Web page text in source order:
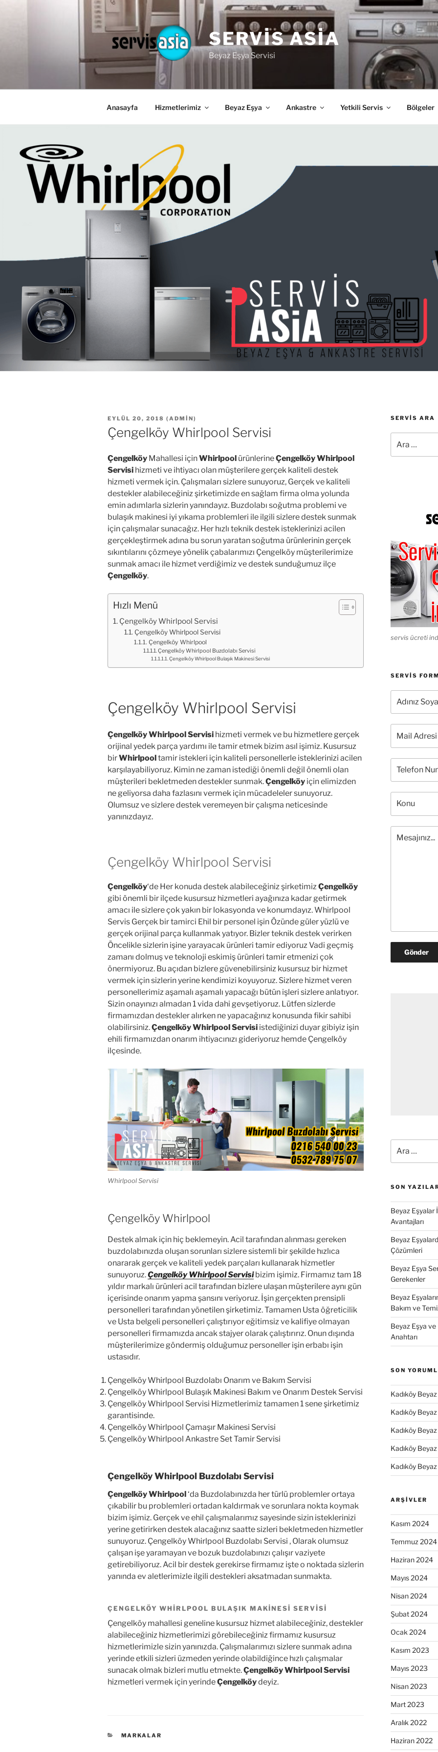
SERVIS ASIA
Beyaz Eşya Servisi
Anasayfa Hizmetlerimiz Beyaz Eşya Ankastre Yetkili Servis Bölgeler
YAYIM
TARIHI
EYLÜL 20, 2018 ( ADMIN)
Çengelköy Whirlpool Servisi
Çengelköy Mahallesi içinWhirlpool ürünlerineÇengelköy Whirlpool
Servisi hizmeti ve ihtiyacı olan müşterilere gerçek kaliteli destek
hizmeti vermek için. Çalışmaları sizlere sunuyoruz, Gerçek ve kaliteli
destekler alabileceğiniz şirketimizde en sağlam firma olma yolunda
emin adımlarla sizlerin yanındayız. Buzdolabı soğutma problemi ve
bulaşık makinesi iyi yıkama problemleri ile ilgili sizlere destek sunmak
için çalışmalar sunacağız. Her hızlı teknik destek isteklerinizi acilen
gerçekleştirmek adına bu sorun yaratan soğutma ürünlerinin gerçek
sıkıntılarını çözmeye yönelik çabalarımızı Çengelköy müşterilerimize
sunmak amacı ile hizmet verdiğimiz ve destek sunduğumuz ilçe
Çengelköy.
Hızlı Menü
Çengelköy Whirlpool Servisi
Çengelköy Whirlpool Servisi
Çengelköy Whirlpool
Çengelköy Whirlpool Buzdolabı Servisi
Çengelköy Whirlpool Bulaşık Makinesi Servisi
Çengelköy Whirlpool Servisi
Çengelköy Whirlpool Servisi hizmeti vermek ve bu hizmetlere gerçek
orijinal yedek parça yardımı ile tamir etmek bizim asıl işimiz. Kusursuz
birWhirlpool tamir istekleri için kaliteli personellerle isteklerinizi acilen
karşılayabiliyoruz. Kimin ne zaman istediği önemli değil önemli olan
müşterileri bekletmeden destekler sunmak.Çengelköy için elimizden
ne geliyorsa daha fazlasını vermek için mücadeleler sunuyoruz.
Olumsuz ve sizlere destek veremeyen bir çalışma neticesinde
yanınızdayız.
Çengelköy Whirlpool Servisi
Çengelköy‘de Her konuda destek alabileceğiniz şirketimiz Çengelköy
gibi önemli bir ilçede kusursuz hizmetleri ayağınıza kadar getirmek
amacı ile sizlere çok yakın bir lokasyonda ve konumdayız. Whirlpool
Servis Gerçek bir tamirci Ehil bir personel işin Özünde güler yüzlü ve
gerçek orijinal parça kullanmak yatıyor. Bizler teknik destek verirken
Öncelikle sizlerin işine yarayacak ürünleri tamir ediyoruz Vadi geçmiş
zamanı dolmuş ve teknoloji eskimiş ürünleri tamir etmenizi çok
önermiyoruz. Bu açıdan bizlere güvenebilirsiniz kusursuz bir hizmet
vermek için sizlerin yerine kendimizi koyuyoruz. Sizlere hizmet veren
personellerimiz aşamalı aşamalı yapacağı bütün işleri sizlere anlatıyor.
Sizin onayınızı almadan 1 vida dahi gevşetiyoruz. Lütfen sizlerde
firmamızdan destekler alırken ne yapacağınız konusunda fikir sahibi
olabilirsiniz.Çengelköy Whirlpool Servisi istediğinizi duyar gibiyiz işin
ehili firmamızdan onarım ihtiyacınızı gideriyoruz hemde Çengelköy
ilçesinde.
Whirlpool Servisi
Çengelköy Whirlpool
Destek almak için hiç beklemeyin. Acil tarafından alınması gereken
buzdolabınızda oluşan sorunları sizlere sistemli bir şekilde hızlıca
onararak gerçek ve kaliteli yedek parçaları kullanarak hizmetler
sunuyoruz.Çengelköy Whirlpool Servisibizim işimiz. Firmamız tam 18
yıldır markalı ürünleri acil tarafından bizlere ulaşan müşterilere aynı gün
içerisinde onarım yapma şansını veriyoruz. İşin gerçekten prensipli
personelleri tarafından yönetilen şirketimiz. Tamamen Usta öğreticilik
ve Usta belgeli personelleri çalıştırıyor eğitimsiz ve kalifiye olmayan
personelleri firmamızda ancak stajyer olarak çalıştırırız. Onun dışında
müşterilerimize göndermiş olduğumuz personeller işin erbabı işin
ustasıdır.
Çengelköy Whirlpool Buzdolabı Onarım ve Bakım Servisi
Çengelköy Whirlpool Bulaşık Makinesi Bakım ve Onarım Destek Servisi
Çengelköy Whirlpool Servisi Hizmetlerimiz tamamen 1 sene şirketimiz
garantisinde.
Çengelköy Whirlpool Çamaşır Makinesi Servisi
Çengelköy Whirlpool Ankastre Set Tamir Servisi
Çengelköy Whirlpool Buzdolabı Servisi
Çengelköy Whirlpool ‘da Buzdolabınızda her türlü problemler ortaya
çıkabilir bu problemleri ortadan kaldırmak ve sorunlara nokta koymak
bizim işimiz. Gerçek ve ehil çalışmalarımız sayesinde sizin isteklerinizi
yerine getirirken destek alacağınız saatte sizleri bekletmeden hizmetler
sunuyoruz. Çengelköy Whirlpool Buzdolabı Servisi , Olarak olumsuz
çalışan işe yaramayan ve bozuk buzdolabınızı çalışır vaziyete
getirebiliyoruz. Acil bir destek gerekirse firmamız işte o noktada sizlerin
yanında ev aletlerimizle ilgili destekleri aksatmadan sunmakta.
ÇENGELKÖY WHIRLPOOL BULAŞIK MAKINESI SERVISI
Çengelköy mahallesi geneline kusursuz hizmet alabileceğiniz, destekler
alabileceğiniz hizmetlerimizi görebileceğiniz firmamız kusursuz
hizmetlerimizle sizin yanınızda. Çalışmalarımızı sizlere sunmak adına
yerinde etkili sizleri üzmeden yerinde olabildiğince hızlı çalışmalar
sunacak olmak bizleri mutlu etmekte.Çengelköy Whirlpool Servisi
hizmetleri vermek için yerindeÇengelköydeyiz.
KATEGORILER
MARKALAR
SERVIS ARA
servis ücreti
SERVIS
SON
Beyaz Eşyalar
Avantajları
Beyaz
Çözümleri
Beyaz Eşya
Gerekenler
Beyaz
Bakım ve
Beyaz Eşya
Anahtarı
SON
Kadıköy
Kadıköy
Kadıköy
Kadıköy
Kadıköy
ARŞIVLER
Kasım 2024
Temmuz 2024
Haziran 2024
Mayıs 2024
Nisan 2024
Şubat 2024
Ocak 2024
Kasım 2023
Mayıs 2023
Nisan 2023
Mart 2023
Aralık 2022
Haziran 2022